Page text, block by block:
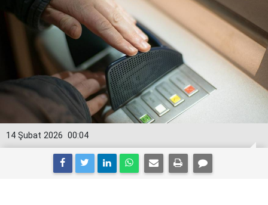
00:04
14 Şubat 2026